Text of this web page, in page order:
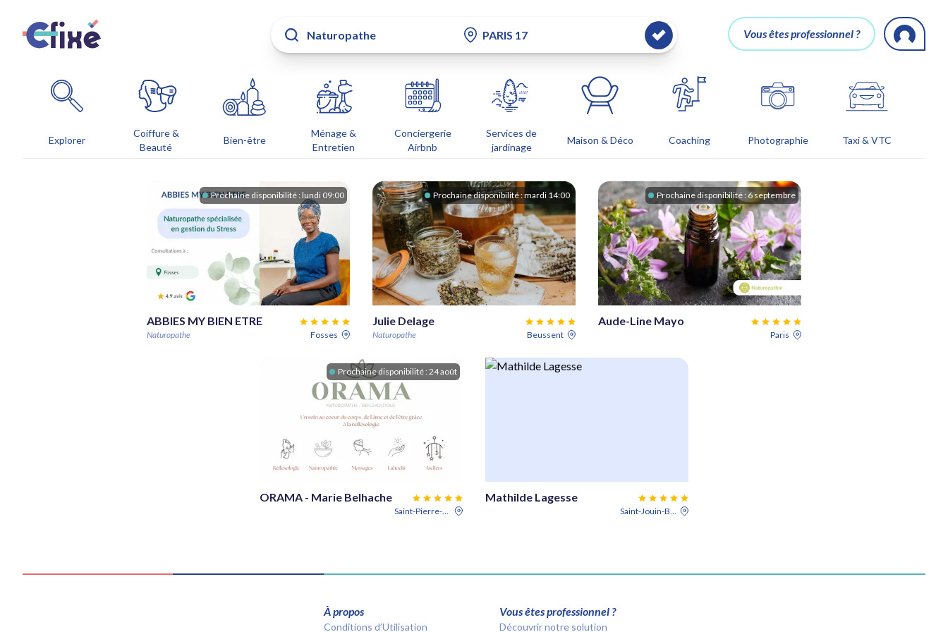
Vous êtes professionnel ?
Explorer
Coiffure &
Beauté
Bien-être
Ménage &
Entretien
Conciergerie
Airbnb
Services de
jardinage
Maison & Déco Coaching Photographie Taxi & VTC
Prochaine disponibilité : lundi 09:00
ABBIES MY BIEN ETRE
Naturopathe Fosses
Prochaine disponibilité :mardi 14:00
Julie Delage
Naturopathe Beussent
Prochaine disponibilité :6 septembre
Aude-Line Mayo
Paris
Prochaine disponibilité : 24 août
ORAMA - Marie Belhache
Saint-Pierre-de-Varengeville
Mathilde Lagesse
Saint-Jouin-Bruneval
À propos
Conditions d’Utilisation
Vous êtes professionnel ?
Découvrir notre solution